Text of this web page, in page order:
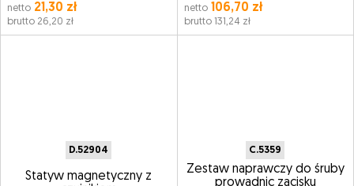
netto 21,30 zł
brutto 26,20 zł
netto106,70 zł
brutto 131,24 zł
D.52904
Statyw magnetyczny z
C.5359
Zestaw naprawczy do śruby
prowadnic zacisku